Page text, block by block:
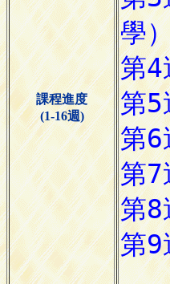
課程進度
(1-16週)